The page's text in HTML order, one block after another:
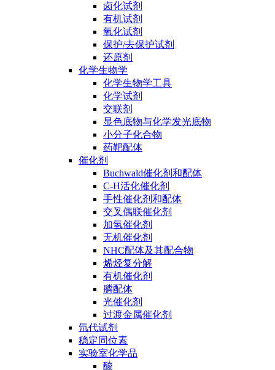
卤化试剂
有机试剂
氧化试剂
保护/去保护试剂
还原剂
化学生物学
化学生物学工具
化学试剂
交联剂
显色底物与化学发光底物
小分子化合物
药靶配体
催化剂
Buchwald催化剂和配体
C-H活化催化剂
手性催化剂和配体
交叉偶联催化剂
加氢催化剂
无机催化剂
NHC配体及其配合物
烯烃复分解
有机催化剂
膦配体
光催化剂
过渡金属催化剂
氘代试剂
稳定同位素
实验室化学品
酸